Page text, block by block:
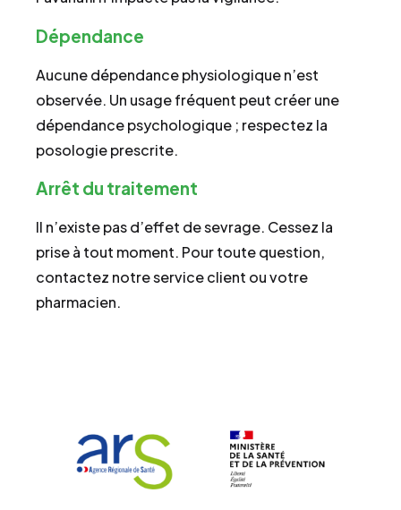
Dépendance
Aucune dépendance physiologique n’est
observée. Un usage fréquent peut créer une
dépendance psychologique ; respectez la
posologie prescrite.
Arrêt du traitement
Il n’existe pas d’effet de sevrage. Cessez la
prise à tout moment. Pour toute question,
contactez notre service client ou votre
pharmacien.